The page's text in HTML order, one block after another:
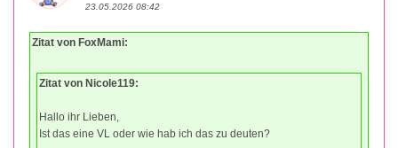
23.05.2026 08:42
Zitat von FoxMami:
Zitat von Nicole119:
Hallo ihr Lieben,
Ist das eine VL oder wie hab ich das zu deuten?